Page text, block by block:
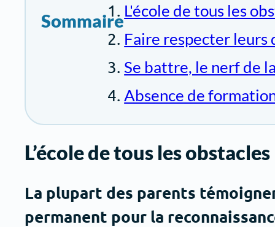
SommaireL'école de tous les
Faire respecter leurs
Se battre, le nerf de
Absence de
L’école de tous les obstacles
La plupart des parents
permanent pour la